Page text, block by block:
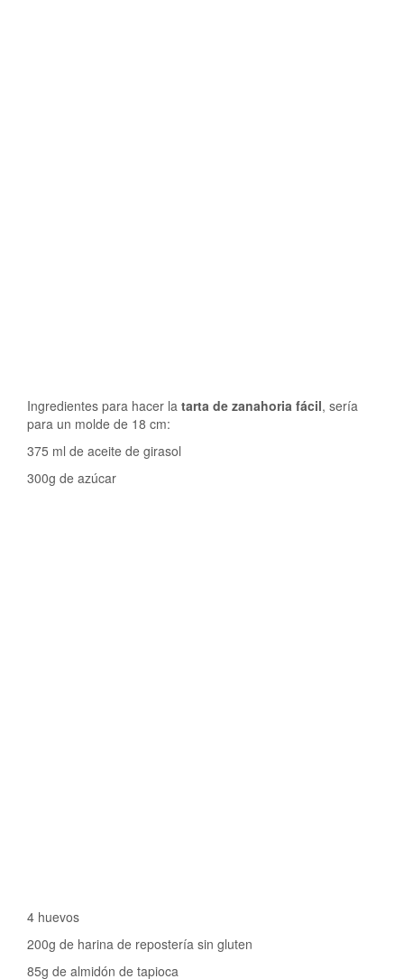
Ingredientes para hacer la tarta de zanahoria fácil, sería
para un molde de 18 cm:
375 ml de aceite de girasol
300g de azúcar
4 huevos
200g de harina de repostería sin gluten
85g de almidón de tapioca